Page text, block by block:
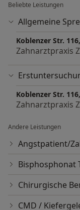
Beliebte Leistungen
Allgemeine
Koblenzer Str.
Zahnarztpraxis
Koblenzer Str.
Zahnarztpraxis
Andere Leistungen
Angstpatient/
Bisphosphonat
Chirurgische
CMD /